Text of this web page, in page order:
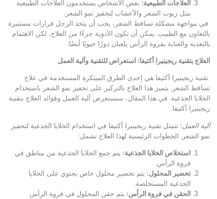
العلاجات الطبيعية: بعض الأشخاص يستخدمون العلاجات الطبيعية
مثل زيوت الشعر والأعشاب لتحفيز نمو الشعر.
في مواجهة مشكلة تساقط الشعر، يجب أن يتخذ الرجل قرارات مستنيرة
بالتعاون مع الطبيب. يمكن أن تكون الأدوية جزءًا من العلاج، لكن الاهتمام
بالتغذية والعناية بفروة الرأس يلعبان دورًا حيويًا أيضًا.
العلاج بتقنية ريجينيرا أكتيفا: استعراض للتقنية وآلية العمل
تقنية ريجينيرا أكتيفا هي إحدى الطرق المبتكرة المستخدمة في علاج
تساقط الشعر. يتميز هذا العلاج بالتركيز على تحفيز نمو الشعر باستخدام
الخلايا الجذعية. في هذا المقال، سنستعرض آلية العمل وفوائد العلاج بتقنية
ريجينيرا أكتيفا.
آلية العمل: تتمثل تقنية ريجينيرا أكتيفا في استخدام الخلايا الجذعية لتحفيز
نمو الشعر. الخطوات الرئيسية لهذا العلاج تشمل:
استخلاص الخلايا الجذعية: يتم جمع الخلايا الجذعية من مناطق في
فروة الرأس.
تحضير المحلول: يتم تحضير محلول خاص يحتوي على الخلايا
الجذعية المستخلصة.
الحقن في فروة الرأس: يتم حقن المحلول في فروة الرأس